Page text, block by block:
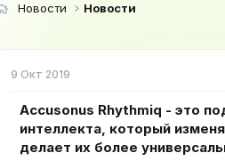
т
т
л
Новости Новости
9 Окт 2019
Accusonus Rhythmiq - это
интеллекта, который
делает их более